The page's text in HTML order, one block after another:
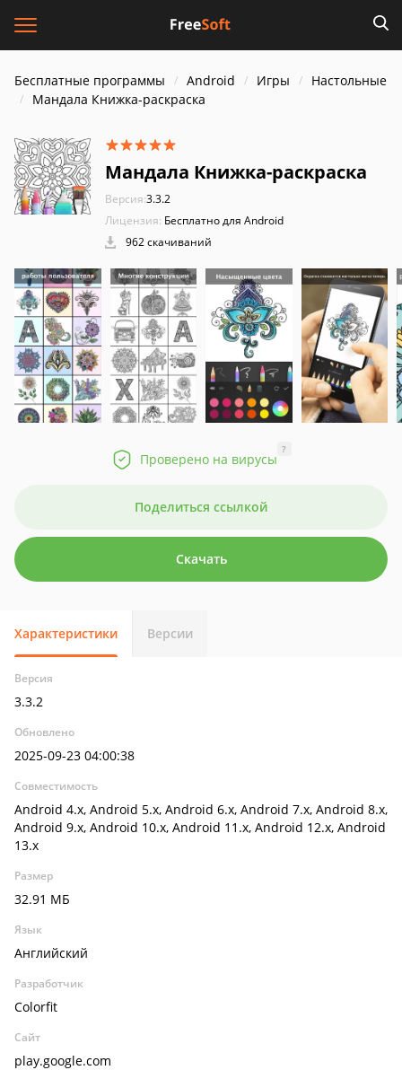
Бесплатные программы Android Игры
Настольные
Мандала Книжка-раскраска
Мандала Книжка-раскраска
Версия:3.3.2
Лицензия: Бесплатно для Android
962 скачиваний
Проверено на вирусы
?
Поделиться ссылкой
Скачать
Характеристики Версии
Версия
3.3.2
Обновлено
2025-09-23 04:00:38
Совместимость
Android 4.x, Android 5.x, Android 6.x, Android 7.x, Android 8.x,
Android 9.x, Android 10.x, Android 11.x, Android 12.x, Android
13.x
Размер
32.91 МБ
Язык
Английский
Разработчик
Colorfit
Сайт
play.google.com